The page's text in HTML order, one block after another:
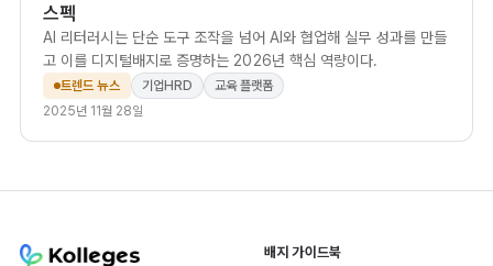
스펙
AI 리터러시는 단순 도구 조작을 넘어 AI와 협업해 실무 성과를 만들
고 이를 디지털배지로 증명하는 2026년 핵심 역량이다.
트렌드 뉴스 기업HRD
교육 플랫폼
2025년 11월 28일
배지 가이드북